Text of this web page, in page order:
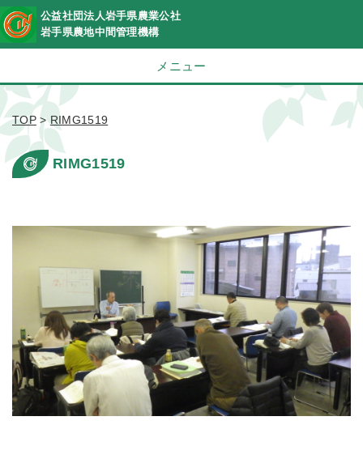
公益社団法人岩手県農業公社
岩手県農地中間管理機構
メニュー
TOP> RIMG1519
RIMG1519